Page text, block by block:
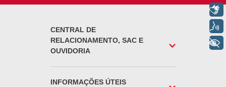
+ Acessibilidade
CENTRAL DE
RELACIONAMENTO, SAC E
OUVIDORIA
INFORMAÇÕES ÚTEIS